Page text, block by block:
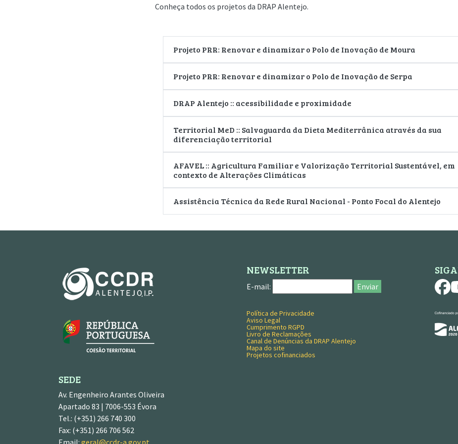
Conheça todos os projetos da DRAP Alentejo.
Projeto PRR: Renovar e dinamizar o Polo de Inovação de Moura
Projeto PRR: Renovar e dinamizar o Polo de Inovação de Serpa
DRAP Alentejo :: acessibilidade e proximidade
Territorial MeD :: Salvaguarda da Dieta Mediterrânica através da sua
diferenciação territorial
AFAVEL :: Agricultura Familiar e Valorização Territorial Sustentável, em
contexto de Alterações Climáticas
Assistência Técnica da Rede Rural Nacional - Ponto Focal do Alentejo
SEDE
Av. Engenheiro Arantes Oliveira
Apartado 83 | 7006-553 Évora
Tel.: (+351) 266 740 300
Fax: (+351) 266 706 562
Email: geral@ccdr-a.gov.pt
NEWSLETTER
E-mail: Enviar
MENU RODAPÉ
Política de Privacidade
Aviso Legal
Cumprimento RGPD
Livro de Reclamações
Canal de Denúncias da DRAP Alentejo
Mapa do site
Projetos cofinanciados